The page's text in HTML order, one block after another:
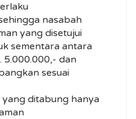
nasabah
yang disetujui
sementara antara
5.000.000,- dan
sesuai
ditabung hanya